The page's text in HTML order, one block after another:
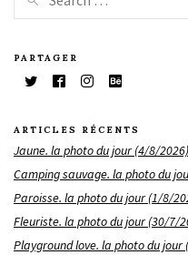
PARTAGER
ARTICLES RÉCENTS
Jaune. la photo du jour (4/8/2026)
Camping sauvage. la photo du
Paroisse. la photo du jour (1/8/
Fleuriste. la photo du jour (30/7/
Playground love. la photo du jour